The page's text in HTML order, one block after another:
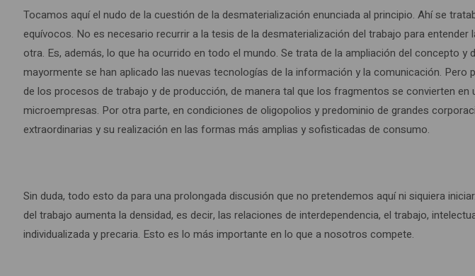
Tocamos aquí el nudo de la cuestión de la desmaterialización enunciada al principio. Ahí se
equívocos. No es necesario recurrir a la tesis de la desmaterialización del trabajo para
otra. Es, además, lo que ha ocurrido en todo el mundo. Se trata de la ampliación del concepto
mayormente se han aplicado las nuevas tecnologías de la información y la comunicación.
de los procesos de trabajo y de producción, de manera tal que los fragmentos se convierten
microempresas. Por otra parte, en condiciones de oligopolios y predominio de grandes
extraordinarias y su realización en las formas más amplias y sofisticadas de consumo.
Sin duda, todo esto da para una prolongada discusión que no pretendemos aquí ni siquiera
del trabajo aumenta la densidad, es decir, las relaciones de interdependencia, el trabajo,
individualizada y precaria. Esto es lo más importante en lo que a nosotros compete.